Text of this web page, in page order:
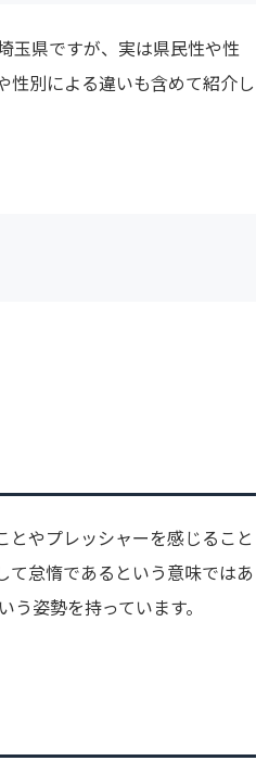
玉県ですが、実は県民性や性
性別による違いも含めて紹介し
やプレッシャーを感じること
て怠惰であるという意味ではあ
姿勢を持っています。